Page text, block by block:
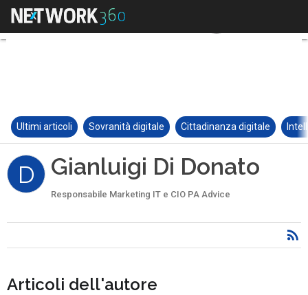
Ultimi articoli Sovranità digitale Cittadinanza digitale
D Gianluigi Di Donato
Responsabile Marketing IT e CIO PA Advice
Articoli dell'autore